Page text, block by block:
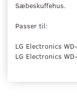
Sæbeskuffehus.
Passer til:
LG Electronics
LG Electronics